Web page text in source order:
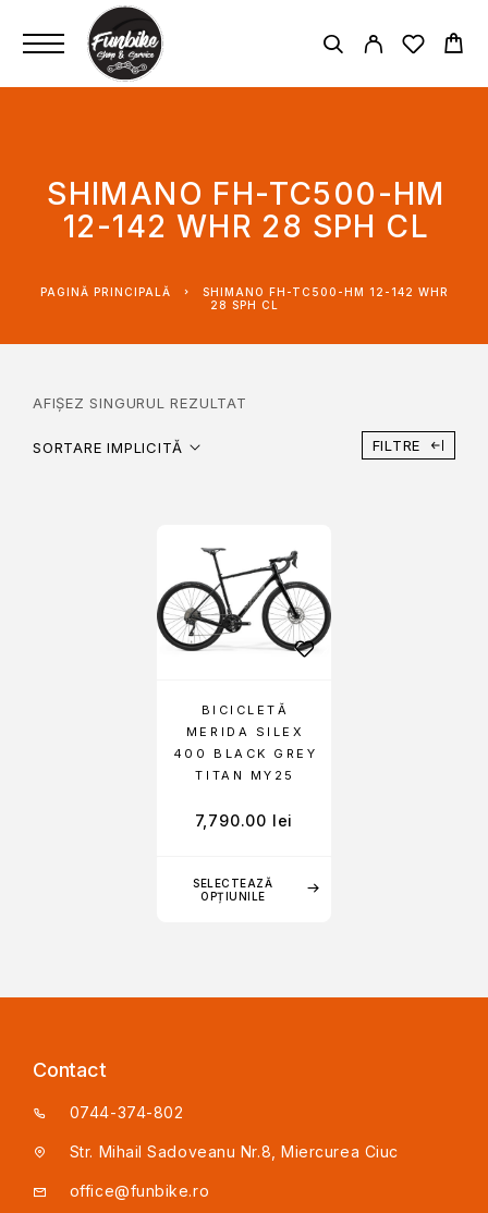
SHIMANO FH-TC500-HM
12-142 WHR 28 SPH CL
PAGINĂ PRINCIPALĂ
SHIMANO FH-TC500-HM 12-142 WHR
28 SPH CL
AFIȘEZ SINGURUL REZULTAT
SORTARE IMPLICITĂ FILTRE
SELECTEAZĂ
OPȚIUNILE
BICICLETĂ
MERIDA SILEX
400 BLACK GREY
TITAN MY25
7,790.00 lei
Contact
0744-374-802
Str. Mihail Sadoveanu Nr.8, Miercurea Ciuc
office@funbike.ro